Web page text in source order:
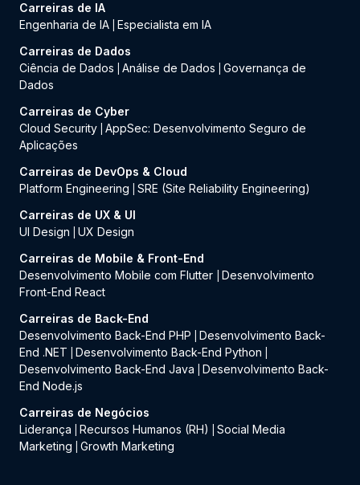
Carreiras de IA
Engenharia de IA Especialista em IA
Carreiras de Dados
Ciência de Dados
Análise de Dados
Governança de
Dados
Carreiras de Cyber
Cloud Security AppSec: Desenvolvimento Seguro de
Aplicações
Carreiras de DevOps & Cloud
Platform Engineering
SRE (Site Reliability Engineering)
Carreiras de UX & UI
UI Design
UX Design
Carreiras de Mobile & Front-End
Desenvolvimento Mobile com Flutter
Desenvolvimento
Front-End React
Carreiras de Back-End
Desenvolvimento Back-End PHP
Desenvolvimento Back-
End .NET
Desenvolvimento Back-End Python
Desenvolvimento Back-End Java
Desenvolvimento Back-
End Node.js
Carreiras de Negócios
Liderança
Recursos Humanos (RH)
Social Media
Marketing
Growth Marketing